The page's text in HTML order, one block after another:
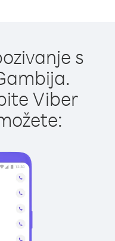
s
Viber